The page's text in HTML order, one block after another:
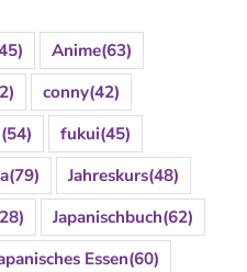
Anime(63)
conny(42)
(54) fukui(45)
(79) Jahreskurs(48)
Japanischbuch(62)
Essen(60)